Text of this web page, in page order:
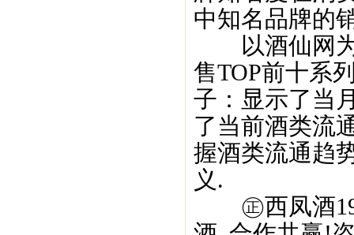
中知名品牌的
以酒仙网为
售TOP前十系
子：显示了当
了当前酒类流
握酒类流通趋
义.
㊣西凤酒